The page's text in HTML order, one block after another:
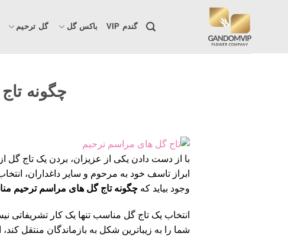
گندم VIP باکس گل گل ترحیم
چگونه
با از دست دادن یکی از عزیزان، بردن یک تاج گل
ابراز تاسف خود به مرحوم و سایر داغداران،
وجود بیاید کهچگونه تاج گل‌ های مراسم ترحیم
انتخاب یک تاج گل مناسب تنها یک کار
شما را به زیباترین شکل به بازماندگان منتقل